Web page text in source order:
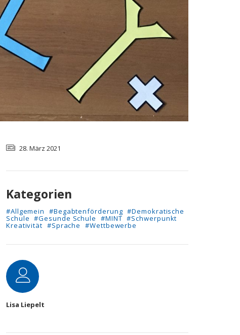
28. März 2021
Kategorien
#Allgemein #Begabtenförderung #Demokratische
Schule #Gesunde Schule #MINT #Schwerpunkt
Kreativität #Sprache #Wettbewerbe
Autor
Lisa Liepelt